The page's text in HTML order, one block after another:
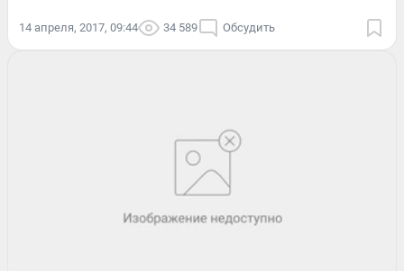
14 апреля, 2017, 09:44 34 589 Обсудить